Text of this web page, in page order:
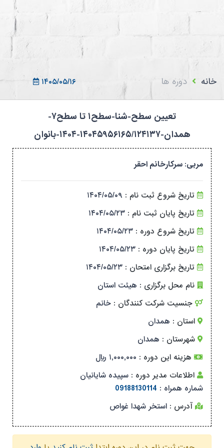
۱۴۰۵/۰۵/۱۶
خانه دوره ها
تعیین سطح-شنا-سطح۱ تا سطح۷-
همدان-۱۴۰۴۵۹۵۶۱۶۵/۱۲۴۱۳۷-۱۴۰۴-بانوان
مربی: سرکارخانم احقر
تاریخ شروع ثبت نام : ۱۴۰۴/۰۵/۰۹
تاریخ پایان ثبت نام : ۱۴۰۴/۰۵/۲۳
تاریخ شروع دوره : ۱۴۰۴/۰۵/۲۳
تاریخ پایان دوره : ۱۴۰۴/۰۵/۲۳
تاریخ برگزاری امتحان : ۱۴۰۴/۰۵/۲۳
نام محل برگزاری : هیئت استان
جنسیت شرکت کنندگان : خانم
استان : همدان
شهرستان : همدان
هزینه این دوره : ۱,۰۰۰,۰۰۰ ریال
اطلاعات مدیر دوره : سپیده شایانیان
شماره همراه : 09188130114
آدرس : استخر شهدا غواص